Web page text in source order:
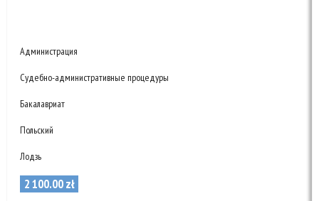
Администрация
Судебно-административные процедуры
Бакалавриат
Польский
Лодзь
2 100.00zł